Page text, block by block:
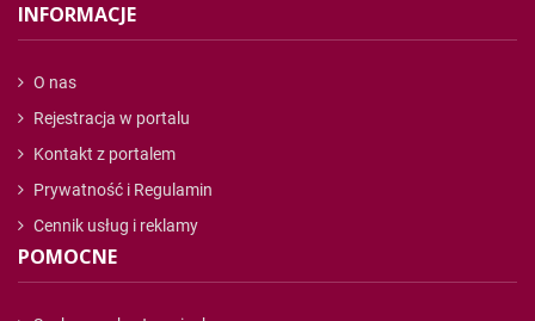
INFORMACJE
O nas
Rejestracja w portalu
Kontakt z portalem
Prywatność i Regulamin
Cennik usług i reklamy
POMOCNE